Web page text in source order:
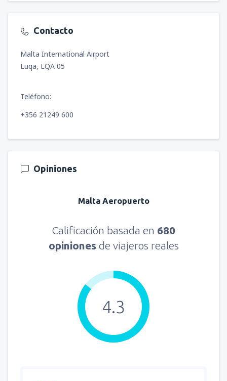
Contacto
Malta International Airport
Luqa, LQA 05
Teléfono:
+356 21249 600
Opiniones
Malta Aeropuerto
Calificación basada en 680
opiniones de viajeros reales
4.3